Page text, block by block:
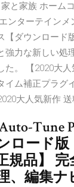
と家族 ホーム
ンターテイン
【ダウンロー
強力な新しい処
た。 【2020大
イム補正プラグ
大人気新作
ロード
規品】
、編集